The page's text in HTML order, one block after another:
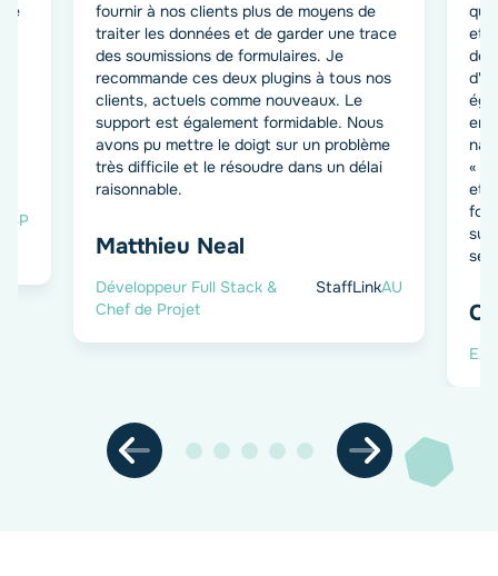
SP
fournir à nos clients plus de moyens de
traiter les données et de garder une trace
des soumissions de formulaires. Je
recommande ces deux plugins à tous nos
clients, actuels comme nouveaux. Le
support est également formidable. Nous
avons pu mettre le doigt sur un problème
très difficile et le résoudre dans un délai
raisonnable.
Matthieu Neal
Développeur Full Stack &
Chef de Projet
StaffLinkAU
et
en
«
et